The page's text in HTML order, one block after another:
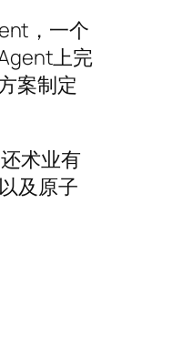
，一个
上完
案制定
术业有
及原子